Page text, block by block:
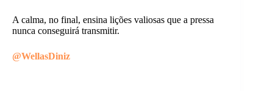
A calma, no final, ensina lições valiosas que a pressa
nunca conseguirá transmitir.
@WellasDiniz